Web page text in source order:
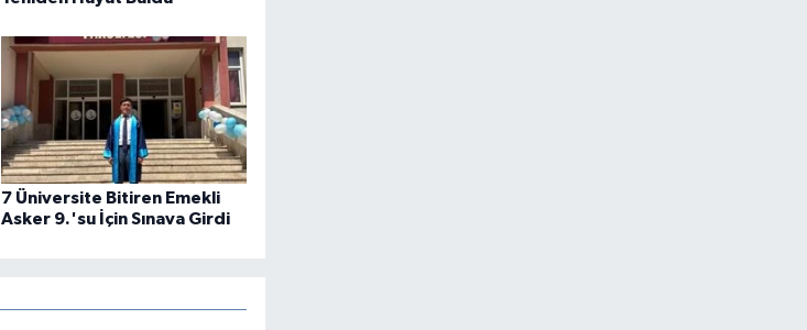
7 Üniversite Bitiren Emekli
Asker 9.'su İçin Sınava Girdi